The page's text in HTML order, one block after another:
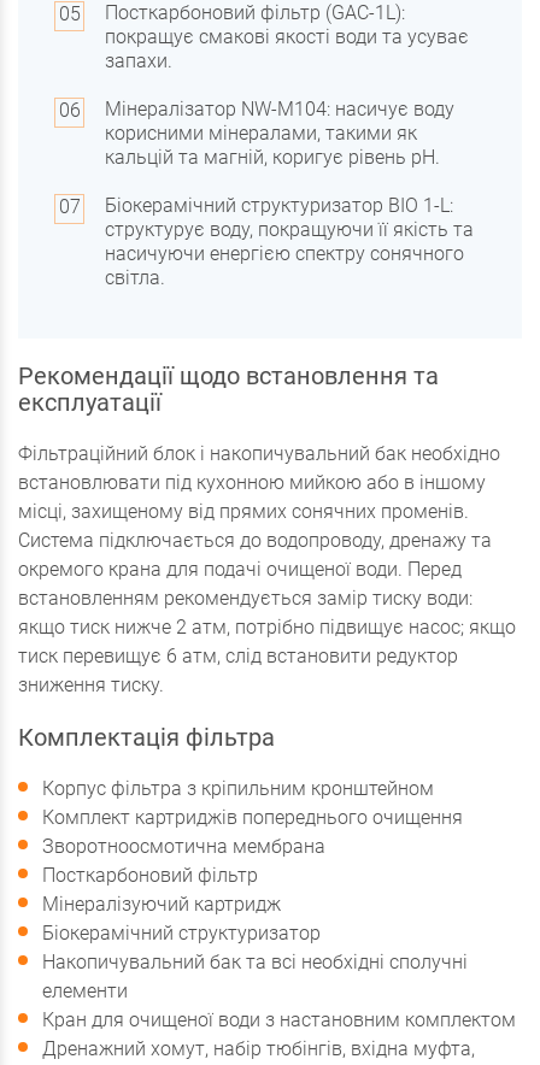
Посткарбоновий фільтр (GAC-1L):
покращує смакові якості води та усуває
запахи.
Мінералізатор NW-M104: насичує воду
корисними мінералами, такими як
кальцій та магній, коригує рівень pH.
Біокерамічний структуризатор BIO 1-L:
структурує воду, покращуючи її якість та
насичуючи енергією спектру сонячного
світла.
Рекомендації щодо встановлення та
експлуатації
Фільтраційний блок і накопичувальний бак необхідно
встановлювати під кухонною мийкою або в іншому
місці, захищеному від прямих сонячних променів.
Система підключається до водопроводу, дренажу та
окремого крана для подачі очищеної води. Перед
встановленням рекомендується замір тиску води:
якщо тиск нижче 2 атм, потрібно підвищує насос; якщо
тиск перевищує 6 атм, слід встановити редуктор
зниження тиску.
Комплектація фільтра
Корпус фільтра з кріпильним кронштейном
Комплект картриджів попереднього очищення
Зворотноосмотична мембрана
Посткарбоновий фільтр
Мінералізуючий картридж
Біокерамічний структуризатор
Накопичувальний бак та всі необхідні сполучні
елементи
Кран для очищеної води з настановним комплектом
Дренажний хомут, набір тюбінгів, вхідна муфта,